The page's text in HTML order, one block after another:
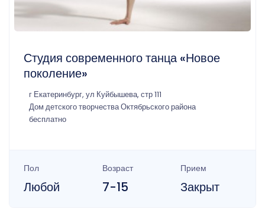
Студия современного танца «Новое
поколение»
г Екатеринбург, ул Куйбышева, стр 111
Дом детского творчества Октябрьского района
бесплатно
Пол
Любой
Возраст
7-15
Прием
Закрыт